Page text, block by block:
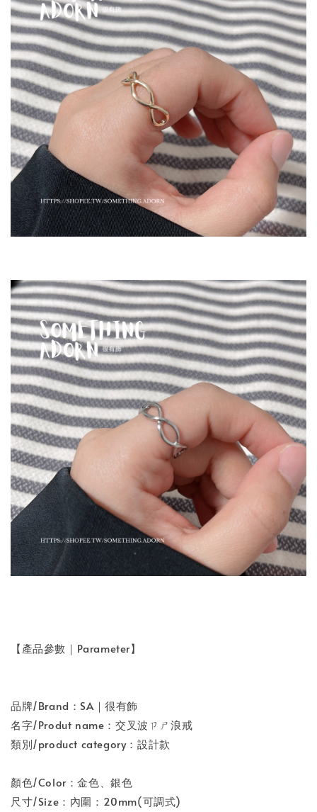
【產品參數｜Parameter】
品牌/Brand：SA｜很有飾
名字/Produt name：交叉波ㄗㄕ浪戒
類別/product category：設計款
顏色/Color：金色、銀色
尺寸/Size：內圍：20mm(可調式)